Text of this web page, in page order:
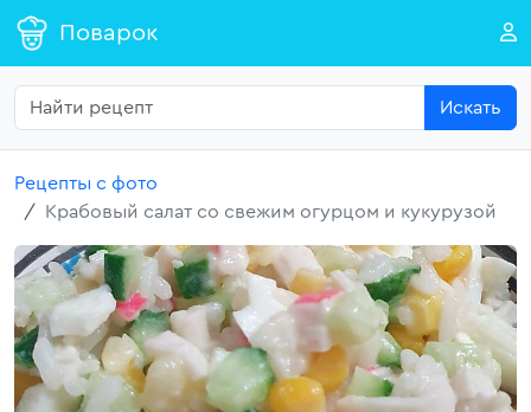
Поварок
Искать
Рецепты с фото
Крабовый салат со свежим огурцом и кукурузой